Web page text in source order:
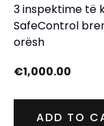
3 inspektime të
SafeControl
orësh
€1,000.00
ADD TO